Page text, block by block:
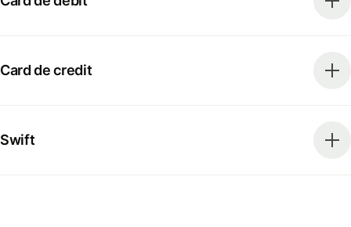
Card de credit
Swift